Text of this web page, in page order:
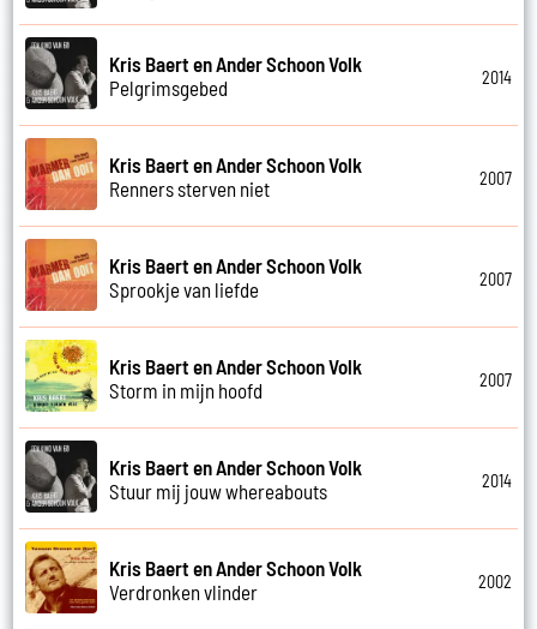
Kris Baert en Ander Schoon Volk
Pelgrimsgebed
2014
Kris Baert en Ander Schoon Volk
Renners sterven niet
2007
Kris Baert en Ander Schoon Volk
Sprookje van liefde
2007
Kris Baert en Ander Schoon Volk
Storm in mijn hoofd
2007
Kris Baert en Ander Schoon Volk
Stuur mij jouw whereabouts
2014
Kris Baert en Ander Schoon Volk
Verdronken vlinder
2002